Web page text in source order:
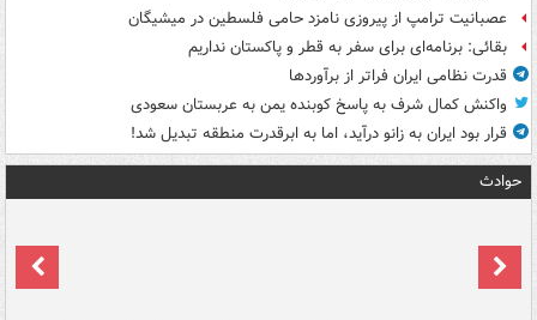
عصبانیت ترامپ از پیروزی نامزد حامی فلسطین در میشیگان
بقائی: برنامه‌ای برای سفر به قطر و پاکستان نداریم
قدرت نظامی ایران فراتر از برآوردها
واکنش کمال شرف به پاسخ کوبنده یمن به عربستان سعودی
قرار بود ایران به زانو درآید، اما به ابرقدرت منطقه تبدیل شد!
حوادث